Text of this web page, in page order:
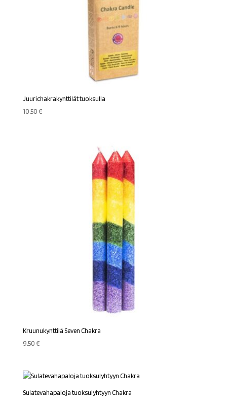
Juurichakrakynttilät tuoksulla
10,50€
Kruunukynttilä Seven Chakra
9,50€
Sulatevahapaloja tuoksulyhtyyn Chakra